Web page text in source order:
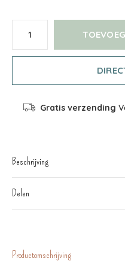
Gratis verzending
Beschrijving
Delen
Productomschrijving